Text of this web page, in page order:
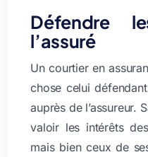
Défendre
l’assuré
Uncourtier en
chose celui
auprès de l’assureur.
valoir les intérêts
mais bien ceux de